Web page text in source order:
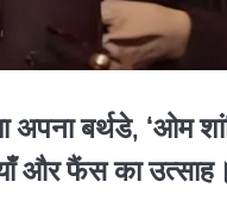
अपना बर्थडे, ‘ओम
और फैंस का उत्साह।